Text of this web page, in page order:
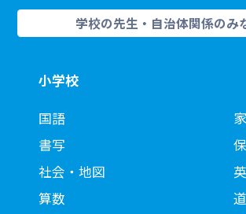
学校の先生・自治体関係のみ
小学校
国語
書写
社会・地図
算数